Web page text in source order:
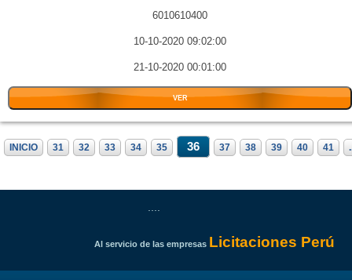
6010610400
10-10-2020 09:02:00
21-10-2020 00:01:00
VER
INICIO 31 32 33 34 35 36 37 38 39 40 41
Al servicio de las empresas Licitaciones Perú